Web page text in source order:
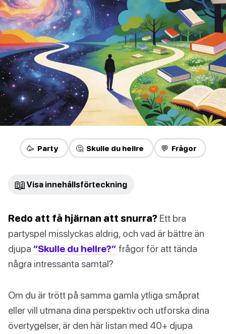
🥳 Party 🤔 Skulle du hellre 💬 Frågor
📖 Visa innehållsförteckning
Redo att få hjärnan att snurra? Ett bra
partyspel misslyckas aldrig, och vad är bättre än
djupa “Skulle du hellre?” frågor för att tända
några intressanta samtal?
Om du är trött på samma gamla ytliga småprat
eller vill utmana dina perspektiv och utforska dina
övertygelser, är den här listan med 40+ djupa